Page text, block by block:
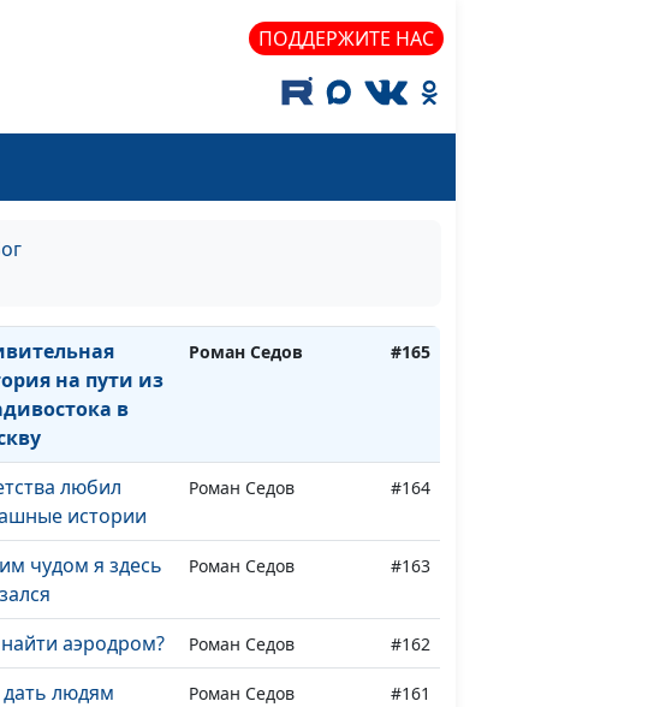
ПОДДЕРЖИТЕ НАС
на пути из
в
Роман Седов #165
любил
истории
Роман Седов #164
чудом я здесь
Роман Седов #163
найти аэродром? Роман Седов #162
дать людям
Роман Седов #161